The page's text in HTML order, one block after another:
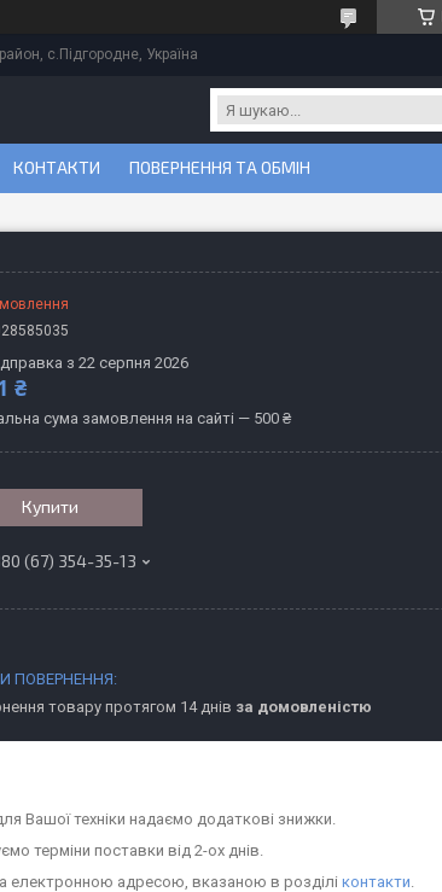
с.Підгородне, Україна
КОНТАКТИ ПОВЕРНЕННЯ ТА ОБМІН
з 22 серпня 2026
₴
сума замовлення на сайті — 500 ₴
Купити
(67) 354-35-13
товару протягом 14 днів за домовленістю
Вашої техніки надаємо додаткові знижки.
терміни поставки від 2-ох днів.
електронною адресою, вказаною в розділі контакти